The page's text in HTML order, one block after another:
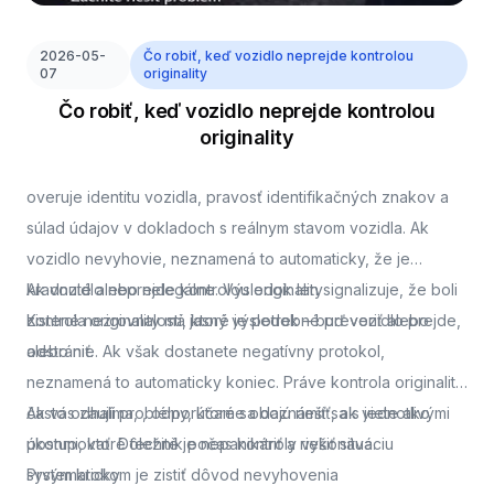
2026-05-
07
Čo robiť, keď vozidlo neprejde kontrolou
originality
Čo robiť, keď vozidlo neprejde kontrolou
originality
overuje identitu vozidla, pravosť identifikačných znakov a
súlad údajov v dokladoch s reálnym stavom vozidla. Ak
vozidlo nevyhovie, neznamená to automaticky, že je
kradnuté alebo nelegálne. Výsledok len signalizuje, že boli
zistené nezrovnalosti, ktoré je potrebné preveriť alebo
odstrániť.
Ak vozidlo neprejde kontrolou originality
Kontrola originality má jasný výsledok – buď vozidlo prejde,
alebo nie. Ak však dostanete negatívny protokol,
neznamená to automaticky koniec. Práve kontrola originality
často odhalí problémy, ktoré sa dajú riešiť, ak viete ako
postupovať. Dôležité je nepanikáriť a riešiť situáciu
systematicky.
Ak vás zaujíma,, odporúčame oboznámiť sa s jednotlivými
úkonmi, ktoré technik počas kontroly vykonáva.
Prvým krokom je zistiť dôvod nevyhovenia